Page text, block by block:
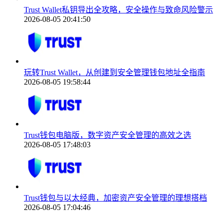
Trust Wallet私钥导出全攻略，安全操作与致命风险警示
2026-08-05 20:41:50
玩转Trust Wallet，从创建到安全管理钱包地址全指南
2026-08-05 19:58:44
Trust钱包电脑版，数字资产安全管理的高效之选
2026-08-05 17:48:03
Trust钱包与以太经典，加密资产安全管理的理想搭档
2026-08-05 17:04:46